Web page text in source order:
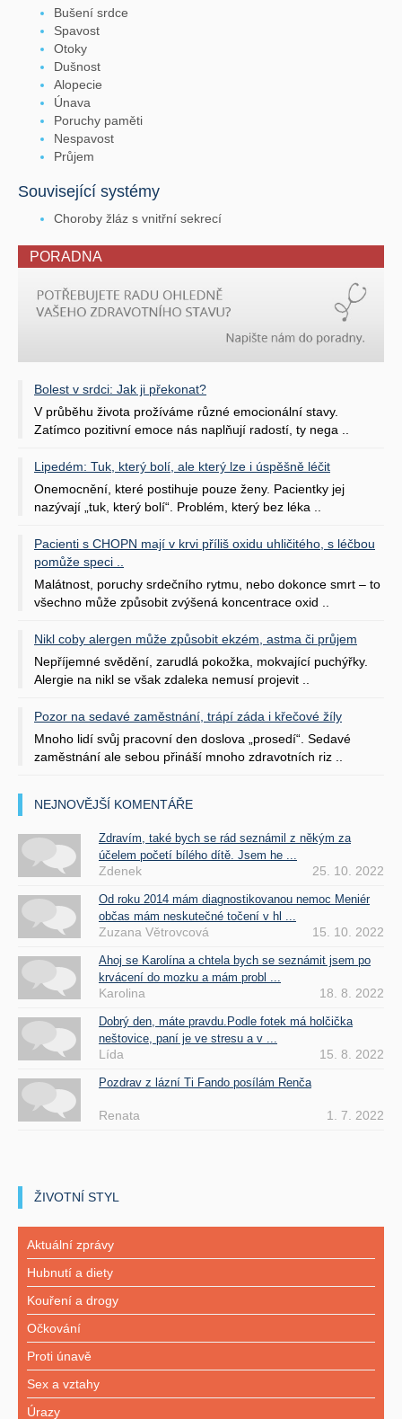
Bušení srdce
Spavost
Otoky
Dušnost
Alopecie
Únava
Poruchy paměti
Nespavost
Průjem
Související systémy
Choroby žláz s vnitřní sekrecí
PORADNA
Bolest v srdci: Jak ji překonat?
V průběhu života prožíváme různé emocionální stavy.
Zatímco pozitivní emoce nás naplňují radostí, ty nega ..
Lipedém: Tuk, který bolí, ale který lze i úspěšně léčit
Onemocnění, které postihuje pouze ženy. Pacientky jej
nazývají „tuk, který bolí“. Problém, který bez léka ..
Pacienti s CHOPN mají v krvi příliš oxidu uhličitého, s léčbou
pomůže speci ..
Malátnost, poruchy srdečního rytmu, nebo dokonce smrt – to
všechno může způsobit zvýšená koncentrace oxid ..
Nikl coby alergen může způsobit ekzém, astma či průjem
Nepříjemné svědění, zarudlá pokožka, mokvající puchýřky.
Alergie na nikl se však zdaleka nemusí projevit ..
Pozor na sedavé zaměstnání, trápí záda i křečové žíly
Mnoho lidí svůj pracovní den doslova „prosedí“. Sedavé
zaměstnání ale sebou přináší mnoho zdravotních riz ..
NEJNOVĚJŠÍ KOMENTÁŘE
Zdravím, také bych se rád seznámil z někým za
účelem početí bílého dítě. Jsem he ...
Zdenek 25. 10. 2022
Od roku 2014 mám diagnostikovanou nemoc Meniér
občas mám neskutečné točení v hl ...
Zuzana Větrovcová 15. 10. 2022
Ahoj se Karolína a chtela bych se seznámit jsem po
krvácení do mozku a mám probl ...
Karolina 18. 8. 2022
Dobrý den, máte pravdu.Podle fotek má holčička
neštovice, paní je ve stresu a v ...
Lída 15. 8. 2022
Pozdrav z lázní Ti Fando posílám Renča
Renata 1. 7. 2022
ŽIVOTNÍ STYL
Aktuální zprávy
Hubnutí a diety
Kouření a drogy
Očkování
Proti únavě
Sex a vztahy
Úrazy